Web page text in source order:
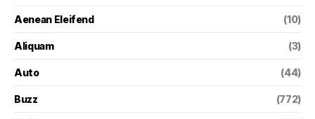
Aenean Eleifend (10)
Aliquam (3)
Auto (44)
Buzz (772)